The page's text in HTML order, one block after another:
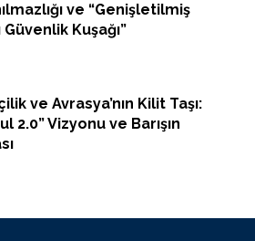
ve “Genişletilmiş
Kuşağı”
ve Avrasya’nın Kilit Taşı:
2.0” Vizyonu ve Barışın